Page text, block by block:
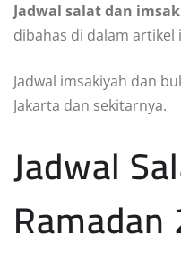
Jadwal salat dan
dibahas di dalam artikel
Jadwal imsakiyah dan
Jakarta dan sekitarnya.
Jadwal